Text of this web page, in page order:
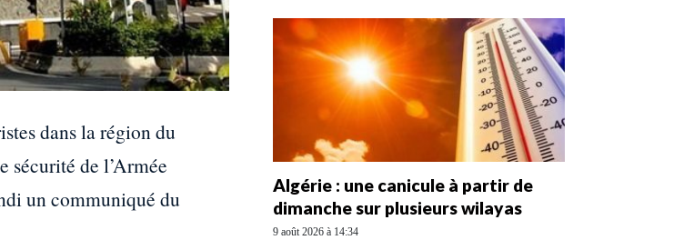
dans la région du
sécurité de l’Armée
un communiqué du
Algérie : une canicule à partir de
dimanche sur plusieurs wilayas
9 août 2026 à 14:34